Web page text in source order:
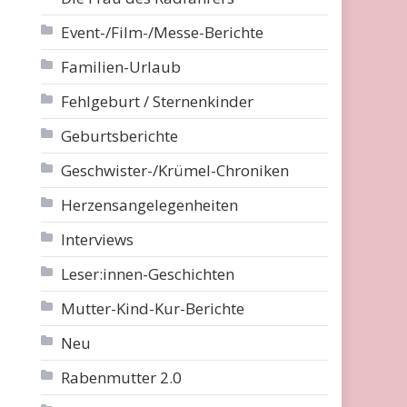
Event-/Film-/Messe-Berichte
Familien-Urlaub
Fehlgeburt / Sternenkinder
Geburtsberichte
Geschwister-/Krümel-Chroniken
Herzensangelegenheiten
Interviews
Leser:innen-Geschichten
Mutter-Kind-Kur-Berichte
Neu
Rabenmutter 2.0